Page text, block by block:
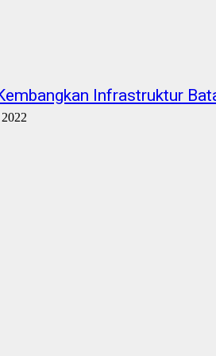
Infrastruktur